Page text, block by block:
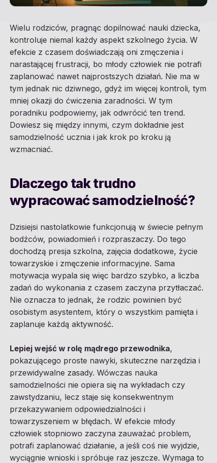
Wielu rodziców, pragnąc dopilnować nauki dziecka,
kontroluje niemal każdy aspekt szkolnego życia. W
efekcie z czasem doświadczają oni zmęczenia i
narastającej frustracji, bo młody człowiek nie potrafi
zaplanować nawet najprostszych działań. Nie ma w
tym jednak nic dziwnego, gdyż im więcej kontroli, tym
mniej okazji do ćwiczenia zaradności. W tym
poradniku podpowiemy, jak odwrócić ten trend.
Dowiesz się między innymi, czym dokładnie jest
samodzielność ucznia i jak krok po kroku ją
wzmacniać.
Dlaczego tak trudno
wypracować samodzielność?
Dzisiejsi nastolatkowie funkcjonują w świecie pełnym
bodźców, powiadomień i rozpraszaczy. Do tego
dochodzą presja szkolna, zajęcia dodatkowe, życie
towarzyskie i zmęczenie informacyjne. Sama
motywacja wypala się więc bardzo szybko, a liczba
zadań do wykonania z czasem zaczyna przytłaczać.
Nie oznacza to jednak, że rodzic powinien być
osobistym asystentem, który o wszystkim pamięta i
zaplanuje każdą aktywność.
Lepiej wejść w rolę mądrego przewodnika,
pokazującego proste nawyki, skuteczne narzędzia i
przewidywalne zasady. Wówczas nauka
samodzielności nie opiera się na wykładach czy
zawstydzaniu, lecz staje się konsekwentnym
przekazywaniem odpowiedzialności i
towarzyszeniem w błędach. W efekcie młody
człowiek stopniowo zaczyna zauważać problem,
potrafi zaplanować działanie, a jeśli coś nie wyjdzie,
wyciągnie wnioski i spróbuje raz jeszcze. Wymaga to